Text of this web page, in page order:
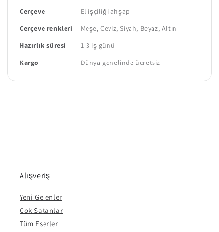
Çerçeve
El işçiliği ahşap
Çerçeve renkleri
Meşe, Ceviz, Siyah, Beyaz, Altın
Hazırlık süresi
1-3 iş günü
Kargo
Dünya genelinde ücretsiz
Alışveriş
Yeni Gelenler
Çok Satanlar
Tüm Eserler